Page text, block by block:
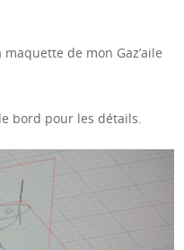
de mon Gaz’aile
bord pour les détails.